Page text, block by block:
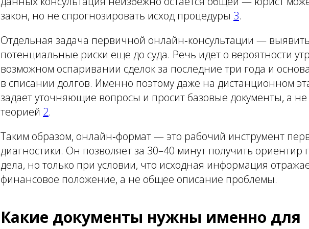
закон, но не спрогнозировать исход процедуры 3.
Отдельная задача первичной онлайн‑консультации —
потенциальные риски еще до суда. Речь идет о вероятности
возможном оспаривании сделок за последние три года и
в списании долгов. Именно поэтому даже на дистанционном
задает уточняющие вопросы и просит базовые документы, а
теорией 2.
Таким образом, онлайн‑формат — это рабочий инструмент
диагностики. Он позволяет за 30–40 минут получить ориентир
дела, но только при условии, что исходная информация
финансовое положение, а не общее описание проблемы.
Какие документы нужны именно для